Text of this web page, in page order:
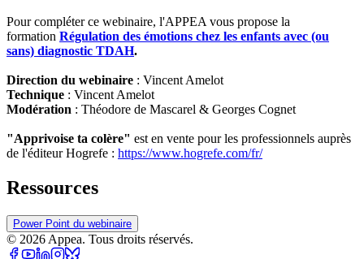
Pour compléter ce webinaire, l'APPEA vous propose la
formation Régulation des émotions chez les enfants avec (ou
sans) diagnostic TDAH.
Direction du webinaire : Vincent Amelot
Technique : Vincent Amelot
Modération : Théodore de Mascarel & Georges Cognet
"Apprivoise ta colère" est en vente pour les professionnels auprès
de l'éditeur Hogrefe : https://www.hogrefe.com/fr/
Ressources
Power Point du webinaire
© 2026 Appea. Tous droits réservés.